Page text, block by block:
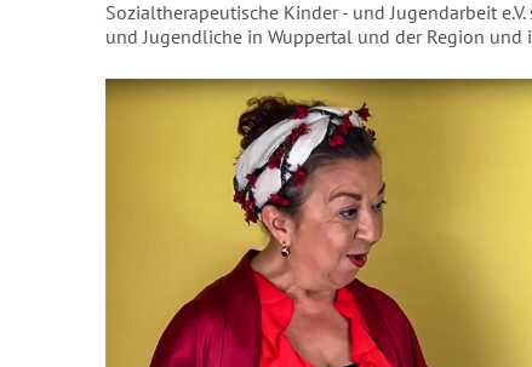
Sozialtherapeutische Kinder - und Jugendarbeit
und Jugendliche in Wuppertal und der Region